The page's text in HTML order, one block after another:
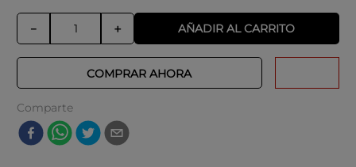
＋
－ AÑADIR AL CARRITO
COMPRAR AHORA
Comparte